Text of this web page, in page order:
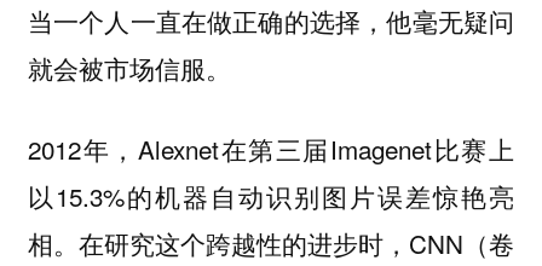
当一个人一直在做正确的选择，他毫无疑问
就会被市场信服。
2012年，Alexnet在第三届Imagenet比赛上
以15.3%的机器自动识别图片误差惊艳亮
相。在研究这个跨越性的进步时，CNN（卷